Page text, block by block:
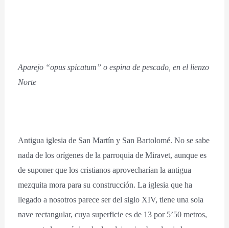
Aparejo “opus spicatum” o espina de pescado, en el lienzo
Norte
Antigua iglesia de San Martín y San Bartolomé. No se sabe
nada de los orígenes de la parroquia de Miravet, aunque es
de suponer que los cristianos aprovecharían la antigua
mezquita mora para su construcción. La iglesia que ha
llegado a nosotros parece ser del siglo XIV, tiene una sola
nave rectangular, cuya superficie es de 13 por 5’50 metros,